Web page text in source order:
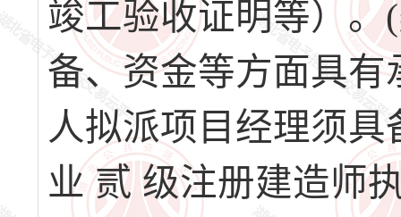
竣工验收证明等）
备、资金等方面具
人拟派项目经理须
业 贰 级注册建造师